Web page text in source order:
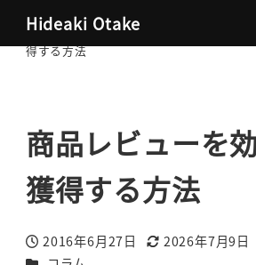
Hideaki Otake
大竹秀明 公式サイト
商品
得する方法
商品レビューを
獲得する方法
投稿日
2016年6月27日
更新日
2026年7月9日